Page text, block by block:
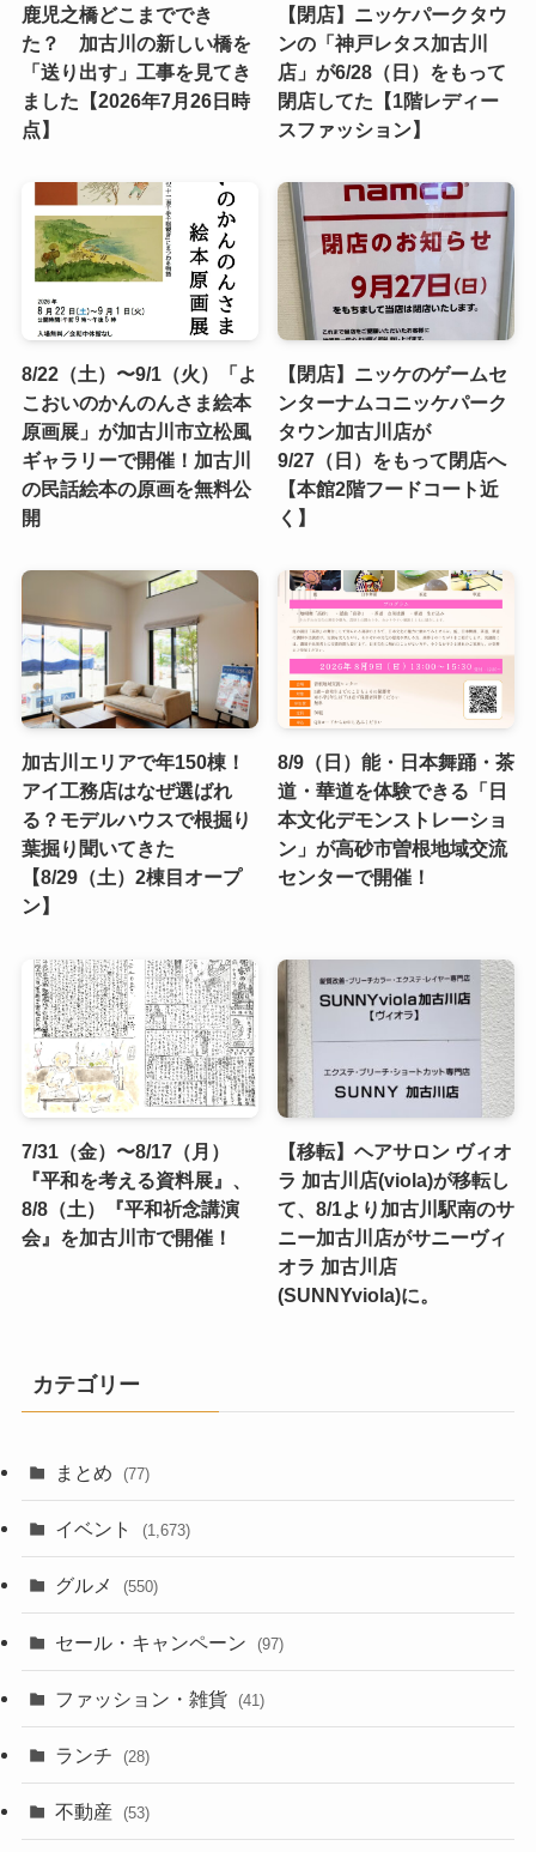
鹿児之橋どこまででき
た？ 加古川の新しい橋を
「送り出す」工事を見てき
ました【2026年7月26日時
点】
【閉店】ニッケパークタウ
ンの「神戸レタス加古川
店」が6/28（日）をもって
閉店してた【1階レディー
スファッション】
8/22（土）〜9/1（火）「よ
こおいのかんのんさま絵本
原画展」が加古川市立松風
ギャラリーで開催！加古川
の民話絵本の原画を無料公
開
【閉店】ニッケのゲームセ
ンターナムコニッケパーク
タウン加古川店が
9/27（日）をもって閉店へ
【本館2階フードコート近
く】
加古川エリアで年150棟！
アイ工務店はなぜ選ばれ
る？モデルハウスで根掘り
葉掘り聞いてきた
【8/29（土）2棟目オープ
ン】
8/9（日）能・日本舞踊・茶
道・華道を体験できる「日
本文化デモンストレーショ
ン」が高砂市曽根地域交流
センターで開催！
7/31（金）〜8/17（月）
『平和を考える資料展』、
8/8（土）『平和祈念講演
会』を加古川市で開催！
【移転】ヘアサロン ヴィオ
ラ 加古川店(viola)が移転し
て、8/1より加古川駅南のサ
ニー加古川店がサニーヴィ
オラ 加古川店
(SUNNYviola)に。
カテゴリー
まとめ (77)
イベント (1,673)
グルメ (550)
セール・キャンペーン (97)
ファッション・雑貨 (41)
ランチ (28)
不動産 (53)